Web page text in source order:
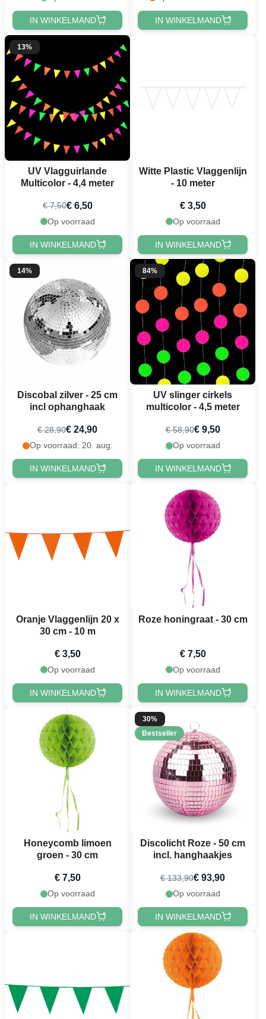
IN WINKELMAND IN WINKELMAND
13%
UV Vlagguirlande
Multicolor - 4,4 meter
€ 7,50€ 6,50
Op voorraad
IN WINKELMAND
Witte Plastic Vlaggenlijn
- 10 meter
€ 3,50
Op voorraad
IN WINKELMAND
14%
Discobal zilver - 25 cm
incl ophanghaak
€ 28,90€ 24,90
Op voorraad: 20. aug.
IN WINKELMAND
84%
UV slinger cirkels
multicolor - 4,5 meter
€ 58,90€ 9,50
Op voorraad
IN WINKELMAND
Oranje Vlaggenlijn 20 x
30 cm - 10 m
€ 3,50
Op voorraad
IN WINKELMAND
Roze honingraat - 30 cm
€ 7,50
Op voorraad
IN WINKELMAND
Honeycomb limoen
groen - 30 cm
€ 7,50
Op voorraad
IN WINKELMAND
30%
Bestseller
Discolicht Roze - 50 cm
incl. hanghaakjes
€ 133,90€ 93,90
Op voorraad
IN WINKELMAND